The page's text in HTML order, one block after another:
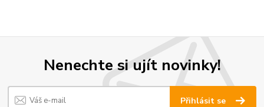
Nenechte si ujít novinky!
Přihlásit se